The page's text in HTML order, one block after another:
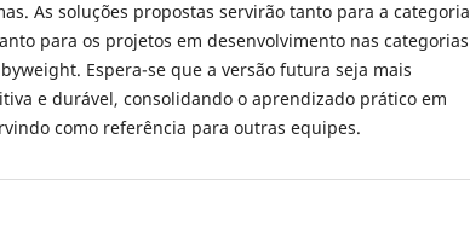
As soluções propostas servirão tanto para a categoria
para os projetos em desenvolvimento nas categorias
Espera-se que a versão futura seja mais
e durável, consolidando o aprendizado prático em
como referência para outras equipes.